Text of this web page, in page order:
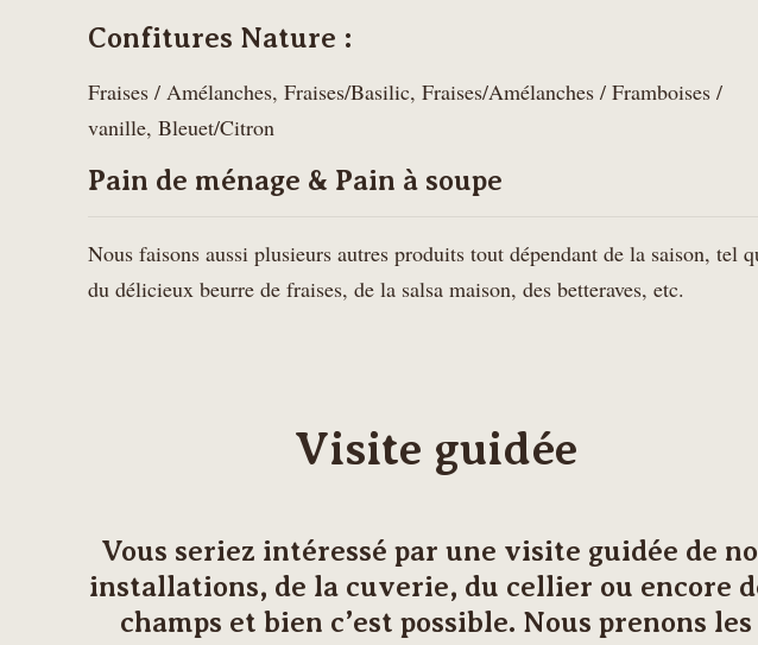
Confitures Nature :
Fraises / Amélanches, Fraises/Basilic, Fraises/Amélanches / Framboises /
vanille, Bleuet/Citron
Pain de ménage & Pain à soupe
Nous faisons aussi plusieurs autres produits tout dépendant de la saison, tel
du délicieux beurre de fraises, de la salsa maison, des betteraves, etc.
Visite guidée
Vous seriez intéressé par une visite guidée de
installations, de la cuverie, du cellier ou encore
champs et bien c’est possible. Nous prenons les